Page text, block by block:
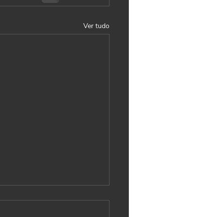
Ver tudo
feminina.